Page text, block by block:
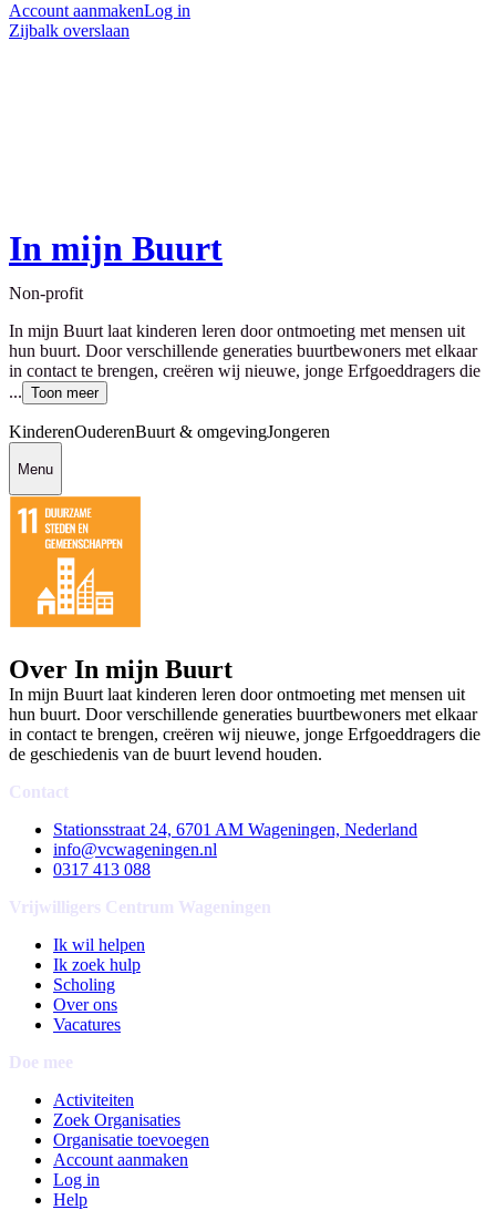
Account aanmakenLog in
Zijbalk overslaan
In mijn Buurt
Non-profit
In mijn Buurt laat kinderen leren door ontmoeting met mensen uit
hun buurt. Door verschillende generaties buurtbewoners met elkaar
in contact te brengen, creëren wij nieuwe, jonge Erfgoeddragers die
... Toon meer
KinderenOuderenBuurt & omgevingJongeren
Menu
Over In mijn Buurt
In mijn Buurt laat kinderen leren door ontmoeting met mensen uit
hun buurt. Door verschillende generaties buurtbewoners met elkaar
in contact te brengen, creëren wij nieuwe, jonge Erfgoeddragers die
de geschiedenis van de buurt levend houden.
Contact
Stationsstraat 24, 6701 AM Wageningen, Nederland
info@vcwageningen.nl
0317 413 088
Vrijwilligers Centrum Wageningen
Ik wil helpen
Ik zoek hulp
Scholing
Over ons
Vacatures
Doe mee
Activiteiten
Zoek Organisaties
Organisatie toevoegen
Account aanmaken
Log in
Help